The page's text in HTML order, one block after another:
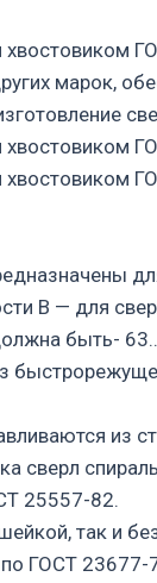
марок,
хвостовиком
В — для
быть-
сверл
25557-82.
так и
по ГОСТ 23677-